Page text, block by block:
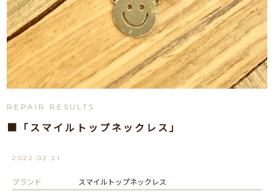
REPAIR RESULTS
■「スマイルトップネックレス」
2022.02.21
ブランド
スマイルトップネックレス